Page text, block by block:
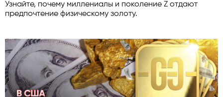
Узнайте, почему миллениалы и поколение Z отдают
предпочтение физическому золоту.